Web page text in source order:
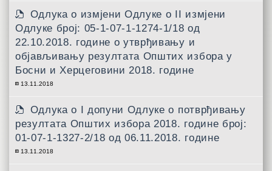
Одлука о измјени Одлуке о II измјени
Одлуке број: 05-1-07-1-1274-1/18 од
22.10.2018. године о утврђивању и
објављивању резултата Општих избора у
Босни и Херцеговини 2018. године
13.11.2018
Одлука о I допуни Одлуке о потврђивању
резултата Општих избора 2018. године број:
01-07-1-1327-2/18 од 06.11.2018. године
13.11.2018